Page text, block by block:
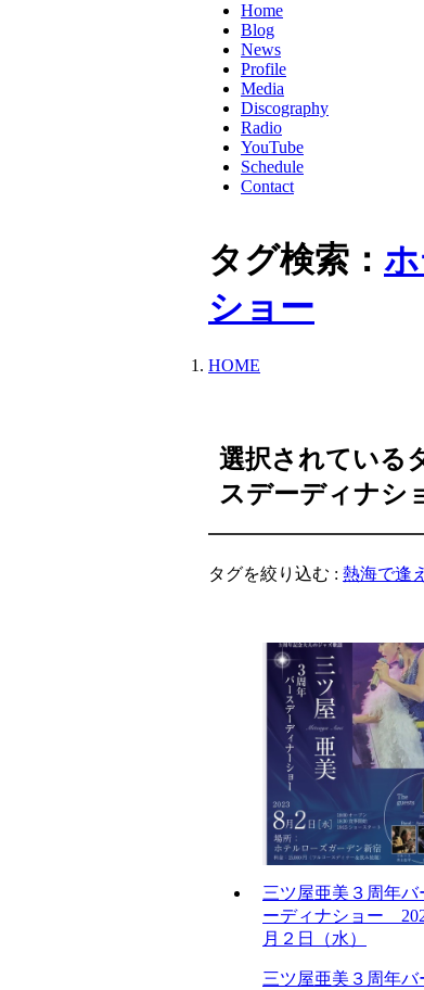
Home
Blog
News
Profile
Media
Discography
Radio
YouTube
Schedule
Contact
タグ検索：
ショー
HOME
選択されている
スデーディナシ
タグを絞り込む : 熱海で逢
三ツ屋亜美３周年バ
ーディナショー
月２日（水）
三ツ屋亜美３周年バ